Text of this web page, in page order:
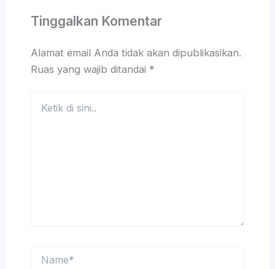
Tinggalkan Komentar
Alamat email Anda tidak akan dipublikasikan.
Ruas yang wajib ditandai *